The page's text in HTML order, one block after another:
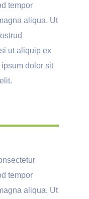
tempor
aliqua. Ut
ut aliquip ex
dolor sit
tempor
aliqua. Ut